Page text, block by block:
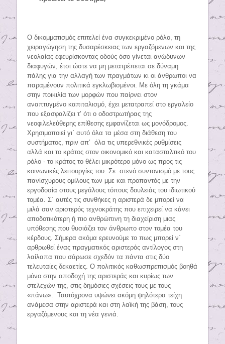
O δικομματισμός επιτελεί ένα συγκεκριμένο ρόλο, τη
χειραγώγηση της δυσαρέσκειας των εργαζόμενων και της
νεολαίας εφευρίσκοντας οδούς όσο γίνεται ανώδυνων
διαφυγών, έτσι ώστε να μη μετατρέπεται σε δύναμη
πάλης για την αλλαγή των πραγμάτων κι οι άνθρωποι να
παραμένουν πολιτικά εγκλωβισμένοι. Με όλη τη γκάμα
στην ποικιλία των μορφών που παίρνει στον
αναπτυγμένο καπιταλισμό, έχει μετατραπεί στο εργαλείο
που εξασφαλίζει τ’ ότι ο οδοστρωτήρας της
νεοφιλελεύθερης επίθεσης εμφανίζεται ως μονόδρομος.
Χρησιμοποιεί γι΄ αυτό όλα τα μέσα στη διάθεση του
συστήματος, πριν απ’ όλα τις υπερεθνικές ρυθμίσεις
αλλά και το κράτος στον οικονομικό και κατασταλτικό του
ρόλο - το κράτος το θέλει μικρότερο μόνο ως προς τις
κοινωνικές λειτουργίες του. Σε στενό συντονισμό με τους
πανίσχυρους ομίλους των μμε και προπαντός με την
εργοδοσία στους μεγάλους τόπους δουλειάς του ιδιωτικού
τομέα. Σ΄ αυτές τις συνθήκες η αριστερά δε μπορεί να
μιλά σαν αριστερός τεχνοκράτης που επιχειρεί να κάνει
αποδοτικότερη ή πιο ανθρώπινη τη διαχείριση μιας
υπόθεσης που θυσιάζει τον άνθρωπο στον τομέα του
κέρδους. Σήμερα ακόμα ερευνούμε το πως μπορεί ν΄
αρθρωθεί ένας πραγματικός αριστερός αντίλογος στη
λαίλαπα που σάρωσε σχεδόν τα πάντα στις δύο
τελευταίες δεκαετίες. Ο πολιτικός καθωσπρεπισμός βοηθά
μόνο στην αποδοχή της αριστεράς και κυρίως των
στελεχών της, στις δημόσιες σχέσεις τους με τους
«πάνω». Ταυτόχρονα υψώνει ακόμη ψηλότερα τείχη
ανάμεσα στην αριστερά και στη λαϊκή της βάση, τους
εργαζόμενους και τη νέα γενιά.